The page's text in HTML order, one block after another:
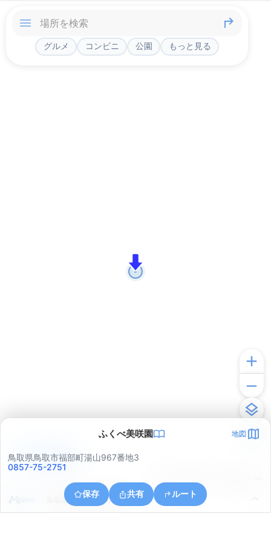
グルメ コンビニ 公園 もっと見る
ふくべ美咲園 地図
鳥取県鳥取市福部町湯山967番地3
0857-75-2751
保存 共有 ルート
鳥取県鳥取市福部町湯山
アプリで見る